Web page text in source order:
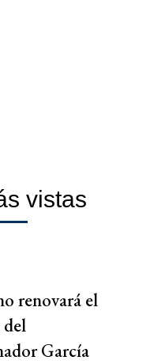
vistas
renovará el
García